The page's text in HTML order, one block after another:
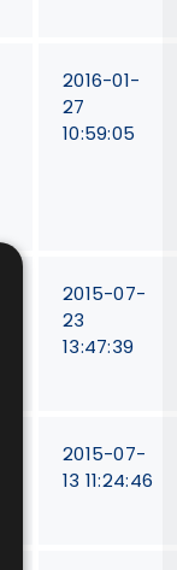
2016-01-
27
10:59:05
2015-07-
23
13:47:39
2015-07-
13 11:24:46